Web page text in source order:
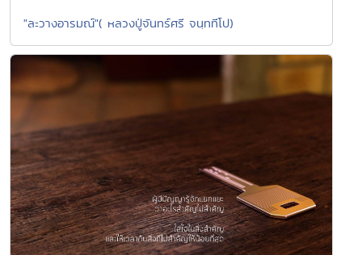
"ละวางอารมณ์"( หลวงปู่จันทร์ศรี จนฺททีโป)